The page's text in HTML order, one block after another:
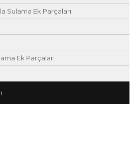
Sulama Ek Parçaları
Ek Parçaları